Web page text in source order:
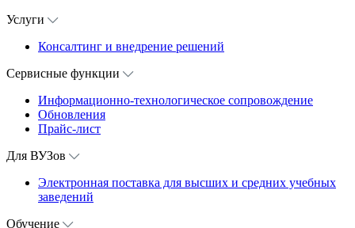
Услуги
Консалтинг и внедрение решений
Сервисные функции
Информационно-технологическое сопровождение
Обновления
Прайс-лист
Для ВУЗов
Электронная поставка для высших и средних учебных
заведений
Обучение